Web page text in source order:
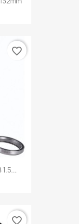
favorite_border
favorite_border